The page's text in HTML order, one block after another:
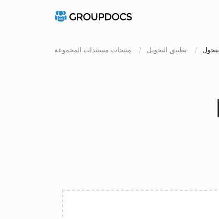
منتجات مستندات المجموعة تطبيق التحويل